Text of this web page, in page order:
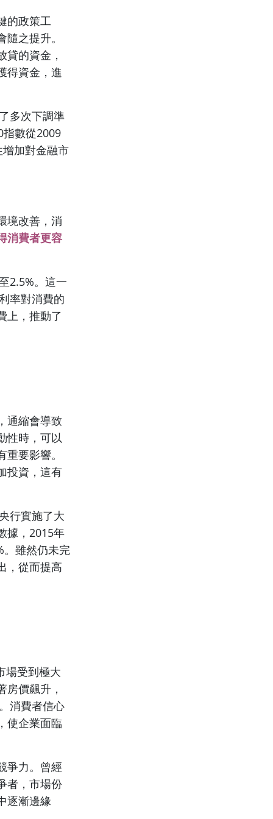
的政策工
之提升。
的資金，
得資金，進
多次下調準
數從2009
加對金融市
境改善，消
消費者更容
2.5%。這一
率對消費的
上，推動了
通縮會導致
性時，可以
要影響。
投資，這有
行實施了大
據，2015年
。雖然仍未完
，從而提高
場受到極大
價飆升，
消費者信心
使企業面臨
爭力。曾經
者，市場份
逐漸邊緣